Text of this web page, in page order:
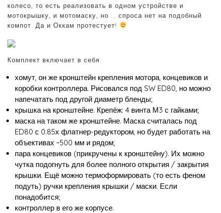
колесо, то есть реализовать в одном устройстве и
мотокрышку, и мотомаску, но … спроса нет на подобный
компот. Да и Оккам протестует!
Комплект включает в себя:
хомут, он же кронштейн крепления мотора, концевиков и
коробки контроллера. Рисовался под SW ED80, но можно
напечатать под другой диаметр бленды;
крышка на кронштейне. Крепёж: 4 винта М3 с гайками;
маска на таком же кронштейне. Маска считалась под
ED80 с 0.85х флатнер-редуктором, но будет работать на
объективах ~500 мм и рядом;
пара концевиков (прикручены к кронштейну). Их можно
чутка подогнуть для более полного открытия / закрытия
крышки. Ещё можно термоформировать (то есть феном
подуть) ручки крепления крышки / маски. Если
понадобится;
контроллер в его же корпусе.